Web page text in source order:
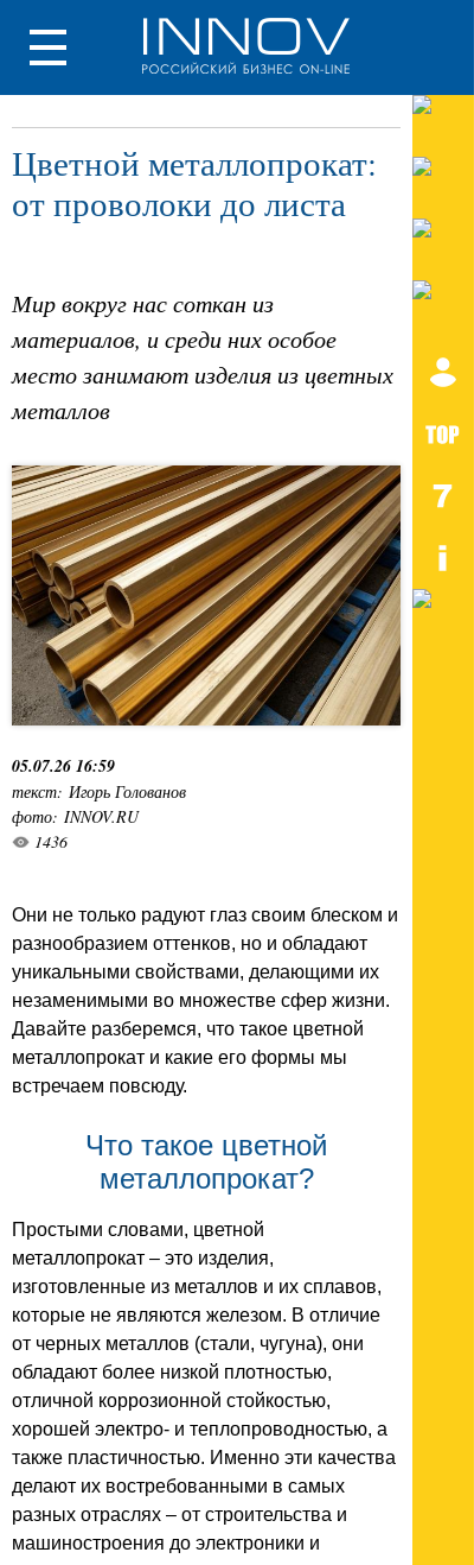
Цветной металлопрокат:
от проволоки до листа
Мир вокруг нас соткан из
материалов, и среди них особое
место занимают изделия из цветных
металлов
05.07.26 16:59
текст: Игорь Голованов
фото: INNOV.RU
1436
Они не только радуют глаз своим блеском и
разнообразием оттенков, но и обладают
уникальными свойствами, делающими их
незаменимыми во множестве сфер жизни.
Давайте разберемся, что такое цветной
металлопрокат и какие его формы мы
встречаем повсюду.
Что такое цветной
металлопрокат?
Простыми словами, цветной
металлопрокат – это изделия,
изготовленные из металлов и их сплавов,
которые не являются железом. В отличие
от черных металлов (стали, чугуна), они
обладают более низкой плотностью,
отличной коррозионной стойкостью,
хорошей электро- и теплопроводностью, а
также пластичностью. Именно эти качества
делают их востребованными в самых
разных отраслях – от строительства и
машиностроения до электроники и